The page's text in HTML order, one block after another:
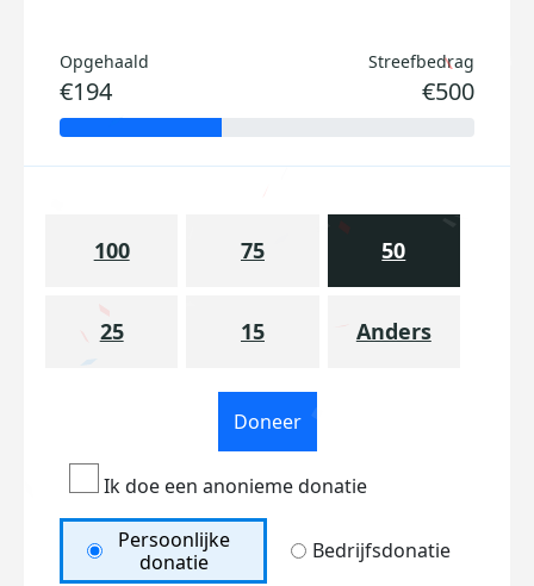
Opgehaald
€194
Streefbedrag
€500
100 75 50
25 15 Anders
Doneer
Ik doe een anonieme donatie
Persoonlijke
donatie
Bedrijfsdonatie